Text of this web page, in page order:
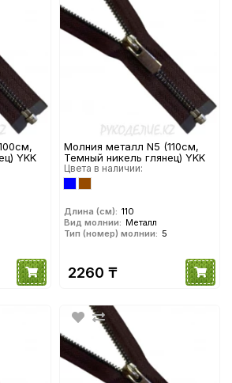
YKK
Молния металл N5 (110см,
Темный никель глянец) YKK
Цвета в наличии:
Длина (см): 110
Вид молнии: Металл
Тип (номер) молнии: 5
2260 ₸